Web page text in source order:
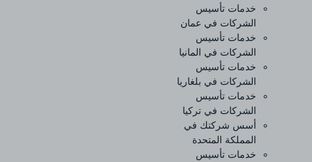
خدمات تأسيس
الشركات في عمان
خدمات تأسيس
الشركات في المانيا
خدمات تأسيس
الشركات في بلغاريا
خدمات تأسيس
الشركات في تركيا
أسس شركتك في
المملكة المتحدة
خدمات تأسيس